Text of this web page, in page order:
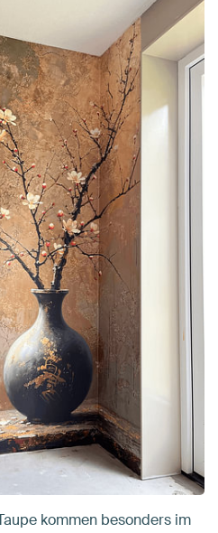
kommen besonders im